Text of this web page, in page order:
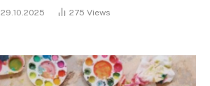
29.10.2025 275 Views